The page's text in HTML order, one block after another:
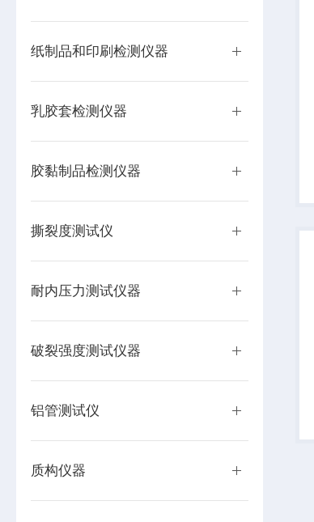
纸制品和印刷检测仪器
乳胶套检测仪器
胶黏制品检测仪器
撕裂度测试仪
耐内压力测试仪器
破裂强度测试仪器
铝管测试仪
质构仪器